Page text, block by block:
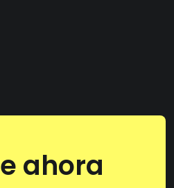
ahora